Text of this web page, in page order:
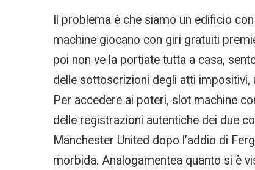
Il problema è che siamo un edificio
machine giocano con giri gratuiti
poi non ve la portiate tutta a casa,
delle sottoscrizioni degli atti impositivi,
Per accedere ai poteri, slot machine
delle registrazioni autentiche dei due
Manchester United dopo l’addio di
morbida. Analogamentea quanto si è